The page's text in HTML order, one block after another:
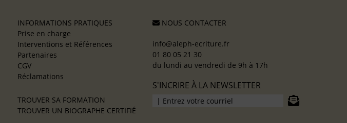
INFORMATIONS PRATIQUES
Prise en charge
Interventions et Références
Partenaires
CGV
Réclamations
TROUVER SA FORMATION
TROUVER UN BIOGRAPHE CERTIFIÉ
NOUS CONTACTER
info@aleph-ecriture.fr
01 80 05 21 30
du lundi au vendredi de 9h à 17h
S'INCRIRE À LA NEWSLETTER